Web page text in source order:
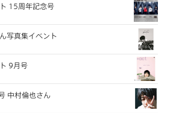
15周年記念号
写真集イベント
9月号
中村倫也さん